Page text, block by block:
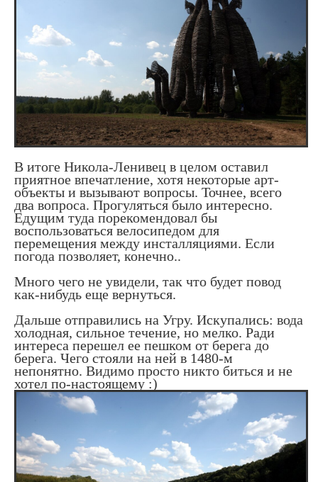
В итоге Никола-Ленивец в целом оставил
приятное впечатление, хотя некоторые арт-
объекты и вызывают вопросы. Точнее, всего
два вопроса. Прогуляться было интересно.
Едущим туда порекомендовал бы
воспользоваться велосипедом для
перемещения между инсталляциями. Если
погода позволяет, конечно..
Много чего не увидели, так что будет повод
как-нибудь еще вернуться.
Дальше отправились на Угру. Искупались: вода
холодная, сильное течение, но мелко. Ради
интереса перешел ее пешком от берега до
берега. Чего стояли на ней в 1480-м
непонятно. Видимо просто никто биться и не
хотел по-настоящему :)